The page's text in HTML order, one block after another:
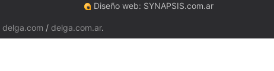
Diseño web: SYNAPSIS.com.ar
delga.com / delga.com.ar.